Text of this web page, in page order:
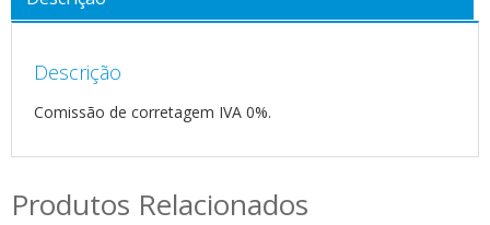
Descrição
Comissão de corretagem IVA 0%.
Produtos Relacionados